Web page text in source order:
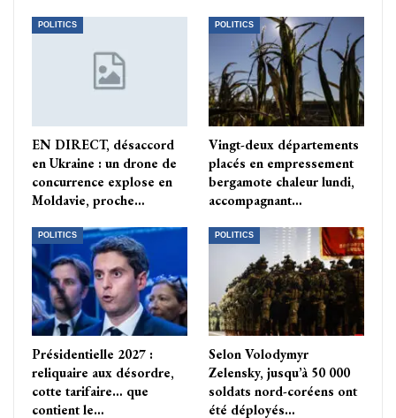
POLITICS
EN DIRECT, désaccord
en Ukraine : un drone de
concurrence explose en
Moldavie, proche…
POLITICS
Vingt-deux départements
placés en empressement
bergamote chaleur lundi,
accompagnant…
POLITICS
Présidentielle 2027 :
reliquaire aux désordre,
cotte tarifaire… que
contient le…
POLITICS
Selon Volodymyr
Zelensky, jusqu’à 50 000
soldats nord-coréens ont
été déployés…